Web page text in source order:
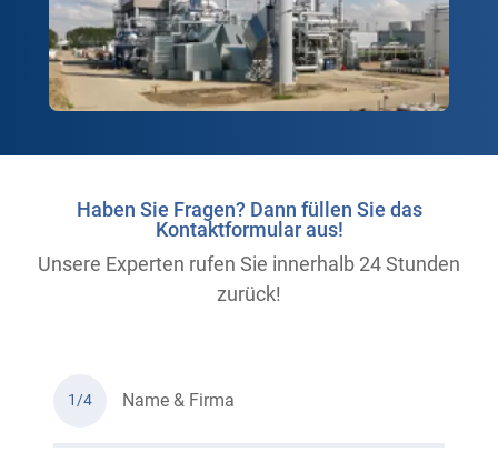
Haben Sie Fragen? Dann füllen Sie das
Kontaktformular aus!
Unsere Experten rufen Sie innerhalb 24 Stunden
zurück!
1/4 Name & Firma